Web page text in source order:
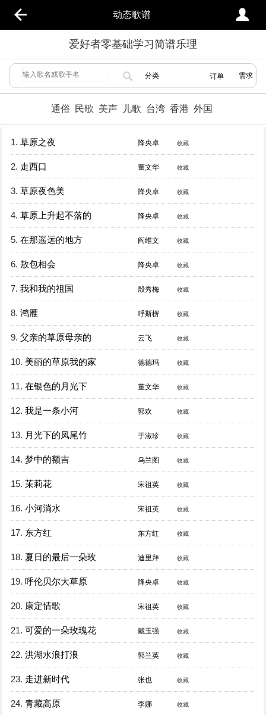
动态歌谱
爱好者零基础学习简谱乐理
分类 需求
订单
通俗 民歌 美声 儿歌 台湾 香港 外国
1. 草原之夜 降央卓 收藏
2. 走西口 董文华 收藏
3. 草原夜色美 降央卓 收藏
4. 草原上升起不落的 降央卓 收藏
5. 在那遥远的地方 阎维文 收藏
6. 敖包相会 降央卓 收藏
7. 我和我的祖国 殷秀梅 收藏
8. 鸿雁 呼斯楞 收藏
9. 父亲的草原母亲的 云飞 收藏
10. 美丽的草原我的家 德德玛 收藏
11. 在银色的月光下 董文华 收藏
12. 我是一条小河 郭欢 收藏
13. 月光下的凤尾竹 于淑珍 收藏
14. 梦中的额吉 乌兰图 收藏
15. 茉莉花 宋祖英 收藏
16. 小河淌水 宋祖英 收藏
17. 东方红 东方红 收藏
18. 夏日的最后一朵玫 迪里拜 收藏
19. 呼伦贝尔大草原 降央卓 收藏
20. 康定情歌 宋祖英 收藏
21. 可爱的一朵玫瑰花 戴玉强 收藏
22. 洪湖水浪打浪 郭兰英 收藏
23. 走进新时代 张也 收藏
24. 青藏高原 李娜 收藏